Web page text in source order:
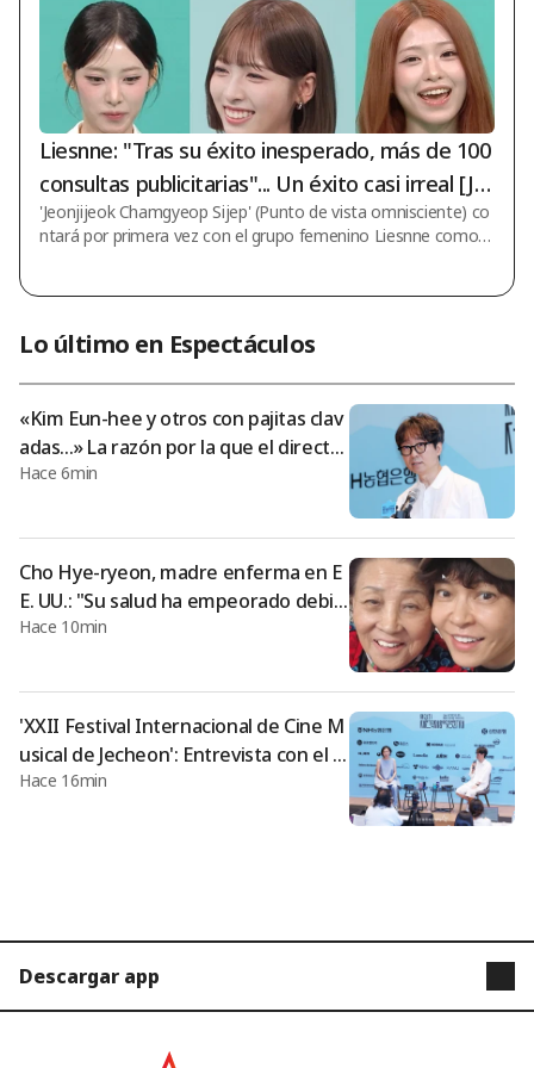
Liesnne: "Tras su éxito inesperado, más de 100
consultas publicitarias"... Un éxito casi irreal [Je
onchamsi]
'Jeonjijeok Chamgyeop Sijep' (Punto de vista omnisciente) co
ntará por primera vez con el grupo femenino Liesnne como i
e, quien ha escrito un nuevo mito de éxito inesperado tras el
fenómeno "Geoje Yaho~". Lo más destacado es que toda la
atención se centra en los cambios que han llegado a Liesnne
Lo último en Espectáculos
«Kim Eun-hee y otros con pajitas clav
adas...» La razón por la que el director
Kim Cho-hee creó este video [Festival
eon]
Hace 6min
Cho Hye-ryeon, madre enferma en E
E. UU.: "Su salud ha empeorado debid
o al asma y a la cistitis... por favor ore
Hace 10min
'XXII Festival Internacional de Cine M
usical de Jecheon': Entrevista con el di
rector del tráiler [★FOTO]
Hace 16min
Descargar app